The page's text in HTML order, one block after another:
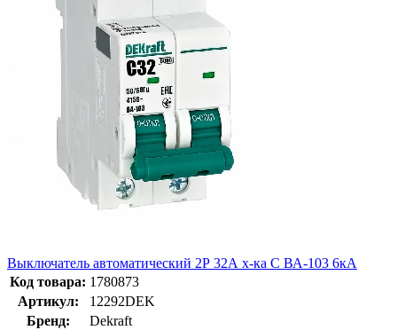
Выключатель автоматический 2Р 32А х-ка C ВА-103 6кА
Код товара: 1780873
Артикул:
12292DEK
Бренд:
Dekraft